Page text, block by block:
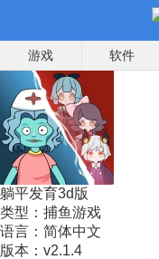
游戏 软件
躺平发育3d版
类型： 捕鱼游戏
语言： 简体中文
版本： v2.1.4